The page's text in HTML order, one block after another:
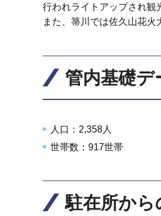
行われライトアップされ観
また、箒川では佐久山花火
管内基礎デ
人口：2,358人
世帯数：917世帯
駐在所から